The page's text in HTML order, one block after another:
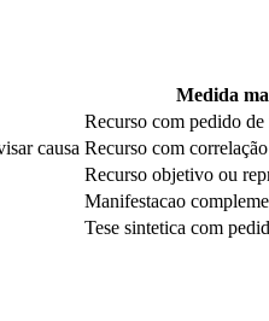
Medida
Recurso com pedido de
causa Recurso com
Recurso objetivo ou
Manifestacao
Tese sintetica com